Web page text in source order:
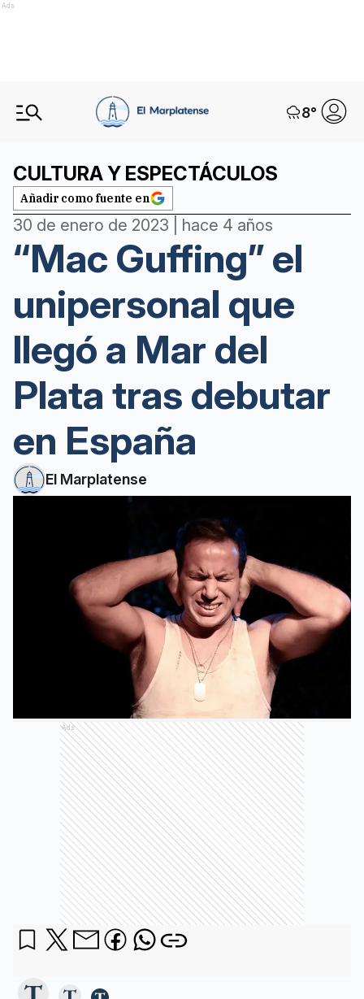
Ads
8°
CULTURA Y ESPECTÁCULOS
Añadir como fuente en
30 de enero de 2023 | hace 4 años
“Mac Guffing” el
unipersonal que
llegó a Mar del
Plata tras debutar
en España
El Marplatense
Ads